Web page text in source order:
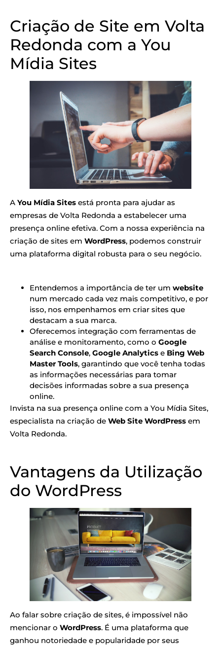
Criação de Site em Volta
Redonda com a You
Mídia Sites
A You Mídia Sites está pronta para ajudar as
empresas de Volta Redonda a estabelecer uma
presença online efetiva. Com a nossa experiência na
criação de sites em WordPress, podemos construir
uma plataforma digital robusta para o seu negócio.
Entendemos a importância de ter um website
num mercado cada vez mais competitivo, e por
isso, nos empenhamos em criar sites que
destacam a sua marca.
Oferecemos integração com ferramentas de
análise e monitoramento, como o Google
Search Console, Google Analytics e Bing Web
Master Tools, garantindo que você tenha todas
as informações necessárias para tomar
decisões informadas sobre a sua presença
online.
Invista na sua presença online com a You Mídia Sites,
especialista na criação de Web Site WordPress em
Volta Redonda.
Vantagens da Utilização
do WordPress
Ao falar sobre criação de sites, é impossível não
mencionar o WordPress. É uma plataforma que
ganhou notoriedade e popularidade por seus